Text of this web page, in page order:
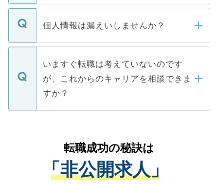
ません。
■応募殺到を避けるため 人気のある医療機
関を公にしてしまうと、応募が殺到する場
に、医療機関が求める条件に合った人材の
みを人材紹介会社に依頼するケースが増え
ています。
転職・入職を強要することは一切ありませ
ん。また、仮に応募先から内定をいただい
定を承諾する必要はありません。内定先へ
の辞退の連絡はキャリアパートナーが行い
個人情報は漏えいしませんか？
個人情報が漏えいすることはありませんの
で、ご安心ください。当サイトからの登録
などで収集したご登録者様の個人情報は、
ご本人のキャリアアップおよび転職活動の
支援を目的に使用いたします。お預かりし
ているすべての個人データはご本人の許可
は、個人情報の取り扱いについての厳密な
管理基準を満たした事業者のみに付与され
る、プライバシーマークを取得済みです。
いますぐ転職は考えていないのです
が、これからのキャリアを相談できま
すか？
かがいして、現在の医療機関の状況や紹介
経験をまじえながら、適切なアドバイスを
させていただきます。すぐにご転職をされ
ない方には、長期的なサポートが可能です
転職成功の秘訣は
「非公開求人」